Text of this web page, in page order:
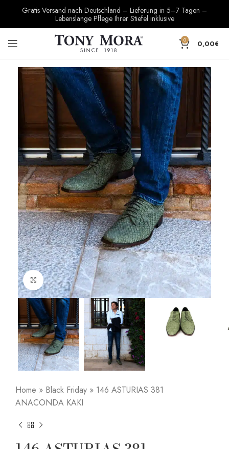
Gratis Versand nach Deutschland – Lieferung in 5–7 Tagen –
Lebenslange Pflege Ihrer Stiefel inklusive
0 0,00€
Click to enlarge
Home » Black Friday » 146 ASTURIAS 381
ANACONDA KAKI